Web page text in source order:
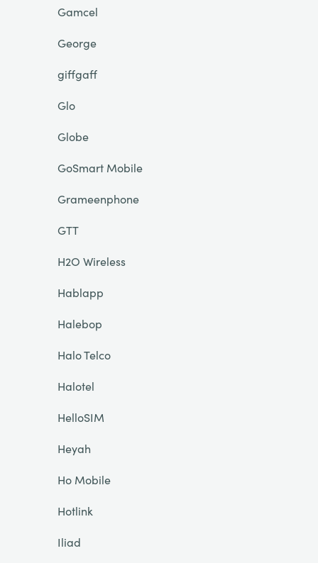
Gamcel
George
giffgaff
Glo
Globe
GoSmart Mobile
Grameenphone
GTT
H2O Wireless
Hablapp
Halebop
Halo Telco
Halotel
HelloSIM
Heyah
Ho Mobile
Hotlink
Iliad